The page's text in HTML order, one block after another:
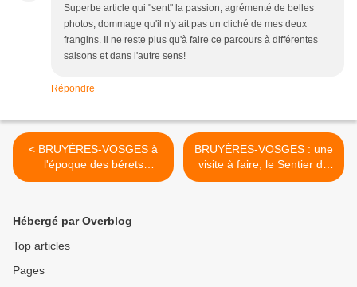
Superbe article qui "sent" la passion, agrémenté de belles
photos, dommage qu'il n'y ait pas un cliché de mes deux
frangins. Il ne reste plus qu'à faire ce parcours à différentes
saisons et dans l'autre sens!
Répondre
< BRUYÈRES-VOSGES à
l'époque des bérets
basques
BRUYÉRES-VOSGES : une
visite à faire, le Sentier de
la Photo au Haut du Tôt >
Hébergé par Overblog
Top articles
Pages